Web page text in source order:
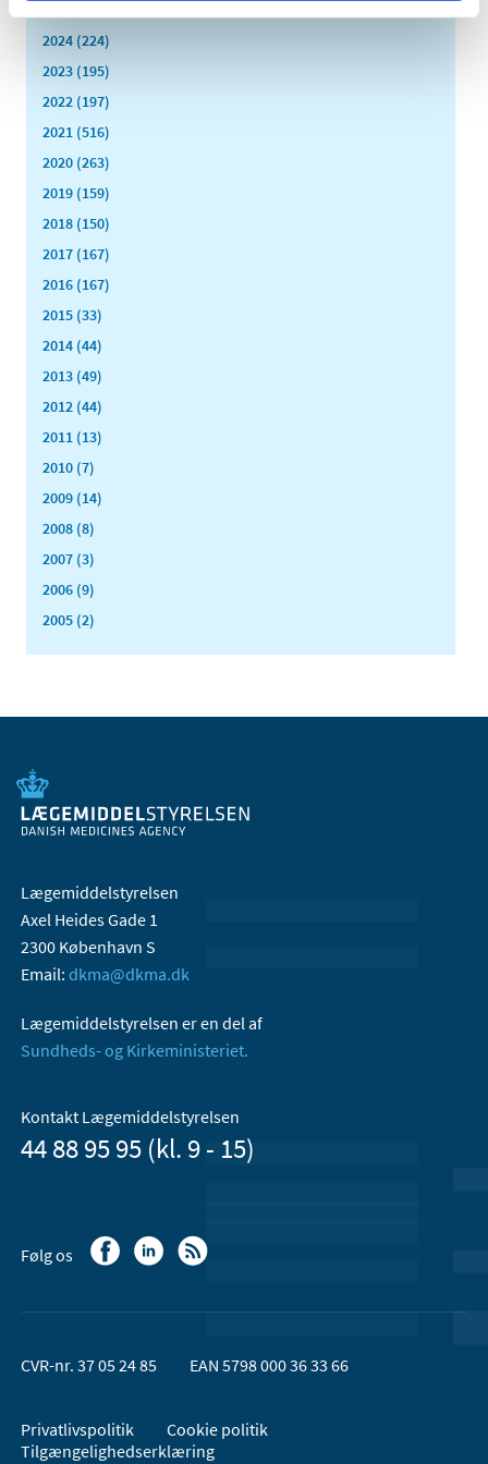
2024 (224)
2023 (195)
2022 (197)
2021 (516)
2020 (263)
2019 (159)
2018 (150)
2017 (167)
2016 (167)
2015 (33)
2014 (44)
2013 (49)
2012 (44)
2011 (13)
2010 (7)
2009 (14)
2008 (8)
2007 (3)
2006 (9)
2005 (2)
Lægemiddelstyrelsen
Axel Heides Gade 1
2300 København S
Email: dkma@dkma.dk
Lægemiddelstyrelsen er en del af
Sundheds- og Kirkeministeriet.
Kontakt Lægemiddelstyrelsen
44 88 95 95 (kl. 9 - 15)
Følg os
CVR-nr. 37 05 24 85 EAN 5798 000 36 33 66
Privatlivspolitik
Cookie politik
Tilgængelighedserklæring